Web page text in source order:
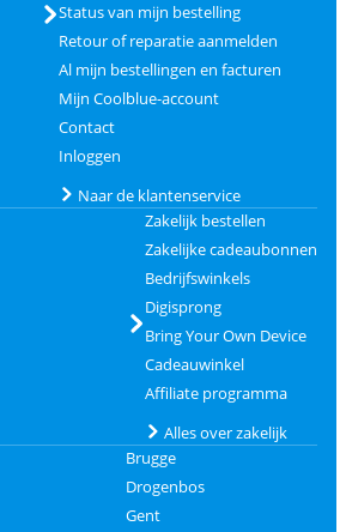
Status van mijn bestelling
Retour of reparatie aanmelden
Al mijn bestellingen en facturen
Mijn Coolblue-account
Contact
Inloggen
Naar de klantenservice
Zakelijk bestellen
Zakelijke cadeaubonnen
Bedrijfswinkels
Digisprong
Bring Your Own Device
Cadeauwinkel
Affiliate programma
Alles over zakelijk
Brugge
Drogenbos
Gent